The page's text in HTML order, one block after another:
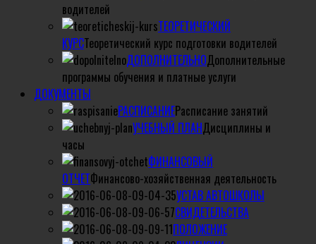
водителей
ТЕОРЕТИЧЕСКИЙ
КУРСТеоретический курс подготовки водителей
ДОПОЛНИТЕЛЬНОДополнительные
программы обучения и платные услуги
ДОКУМЕНТЫ
РАСПИСАНИЕРасписание занятий
УЧЕБНЫЙ ПЛАНДисциплины и
часы
ФИНАНСОВЫЙ
ОТЧЕТФинансово-хозяйственная деятельность
УСТАВ АВТОШКОЛЫ
СВИДЕТЕЛЬСТВА
ПОЛОЖЕНИЕ